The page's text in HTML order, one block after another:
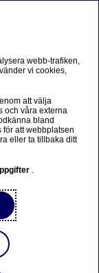
på dansk
webb-trafiken,
vi cookies,
att välja
och våra externa
bland
att webbplatsen
eller ta tillbaka ditt
.